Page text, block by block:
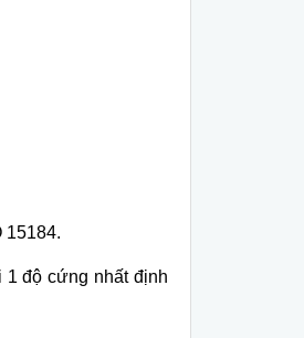
15184.
1 độ cứng nhất định